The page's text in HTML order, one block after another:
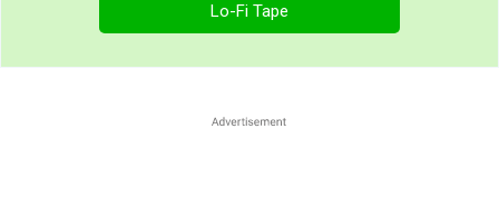
Lo-Fi Tape